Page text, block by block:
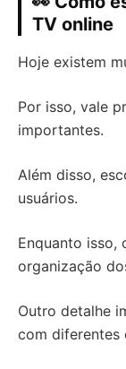
TV online
Hoje existem
Por isso, vale
importantes.
Além disso,
usuários.
Enquanto isso,
organização
Outro detalhe
com diferentes